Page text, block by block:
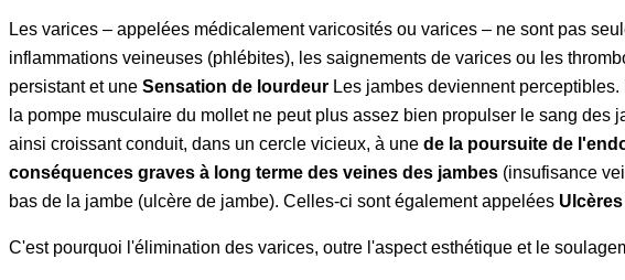
Les varices – appelées médicalement varicosités ou varices – ne sont pas
inflammations veineuses (phlébites), les saignements de varices ou les
persistant et une Sensation de lourdeur Les jambes deviennent
la pompe musculaire du mollet ne peut plus assez bien propulser le sang
ainsi croissant conduit, dans un cercle vicieux, à une de la poursuite de
conséquences graves à long terme des veines des jambes (insufisance
bas de la jambe (ulcère de jambe). Celles-ci sont également appelées
C'est pourquoi l'élimination des varices, outre l'aspect esthétique et le